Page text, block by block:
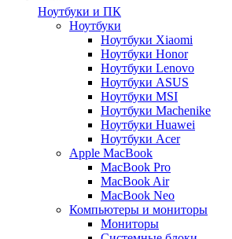
Ноутбуки и ПК
Ноутбуки
Ноутбуки Xiaomi
Ноутбуки Honor
Ноутбуки Lenovo
Ноутбуки ASUS
Ноутбуки MSI
Ноутбуки Machenike
Ноутбуки Huawei
Ноутбуки Acer
Apple MacBook
MacBook Pro
MacBook Air
MacBook Neo
Компьютеры и мониторы
Мониторы